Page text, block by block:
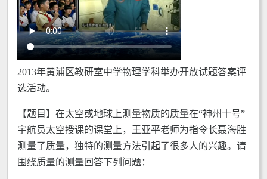
2013年黄浦区教研室中学物理学科举办开放试题答案评
选活动。
【题目】在太空或地球上测量物质的质量在“神州十号”
宇航员太空授课的课堂上，王亚平老师为指令长聂海胜
测量了质量，独特的测量方法引起了很多人的兴趣。请
围绕质量的测量回答下列问题：